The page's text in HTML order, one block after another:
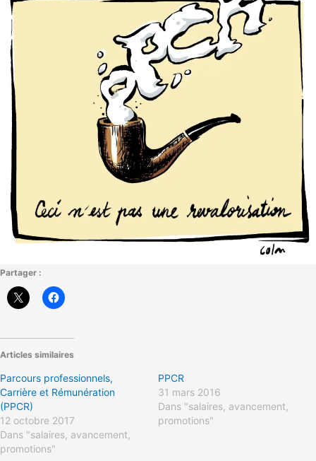
Partager :
Articles similaires
Parcours professionnels,
Carrière et Rémunération
(PPCR)
12 octobre 2017
Dans "salaires, avancement,
promotions"
PPCR
31 mars 2016
Dans "salaires, avancement,
promotions"